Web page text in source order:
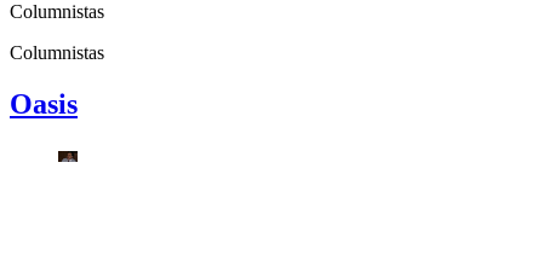
Columnistas
Columnistas
Oasis